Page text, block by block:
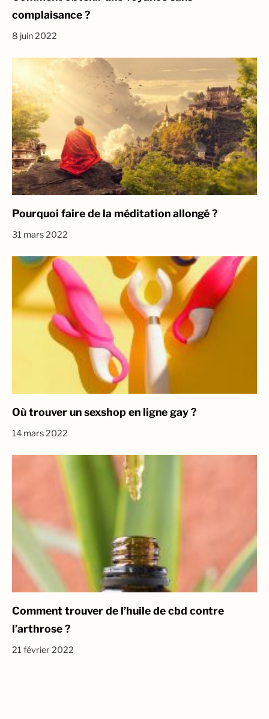
complaisance ?
8 juin 2022
Pourquoi faire de la méditation allongé ?
31 mars 2022
Où trouver un sexshop en ligne gay ?
14 mars 2022
Comment trouver de l’huile de cbd contre
l’arthrose ?
21 février 2022